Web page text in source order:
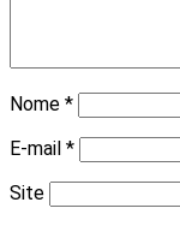
Nome *
E-mail *
Site